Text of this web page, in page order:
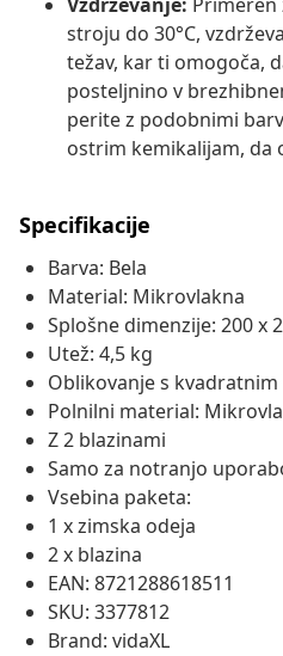
stroju do 30°C,
težav, kar ti omogoča,
posteljnino v
perite z podobnimi
ostrim kemikalijam, da
Specifikacije
Barva: Bela
Material: Mikrovlakna
Splošne dimenzije: 200 x
Utež: 4,5 kg
Oblikovanje s kvadratnim
Polnilni material:
Z 2 blazinami
Samo za notranjo
Vsebina paketa:
1 x zimska odeja
2 x blazina
EAN: 8721288618511
SKU: 3377812
Brand: vidaXL